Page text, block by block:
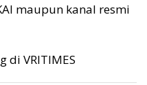
maupun kanal resmi
di VRITIMES